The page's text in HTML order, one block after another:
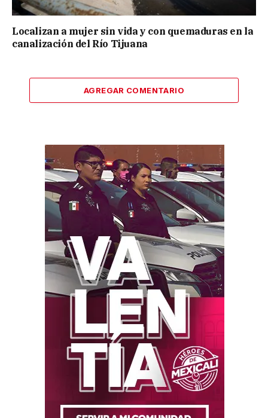
Localizan a mujer sin vida y con quemaduras en la
canalización del Río Tijuana
AGREGAR COMENTARIO